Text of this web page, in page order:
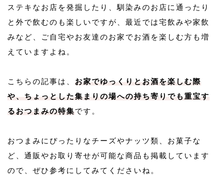
ステキなお店を発掘したり、馴染みのお店に通ったり
と外で飲むのも楽しいですが、最近では宅飲みや家飲
みなど、ご自宅やお友達のお家でお酒を楽しむ方も増
えていますよね。
こちらの記事は、 お家でゆっくりとお酒を楽しむ際
や、ちょっとした集まりの場への持ち寄りでも重宝す
るおつまみの特集です。
おつまみにぴったりなチーズやナッツ類、お菓子な
ど、通販やお取り寄せが可能な商品も掲載しています
ので、ぜひ参考にしてみてくださいね。